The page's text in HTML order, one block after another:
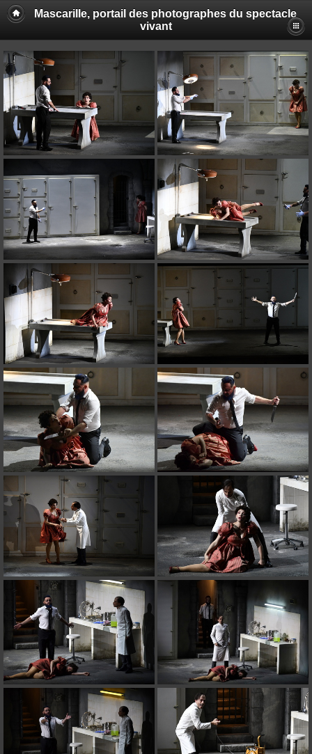
Mascarille, portail des photographes du spectacle
vivant